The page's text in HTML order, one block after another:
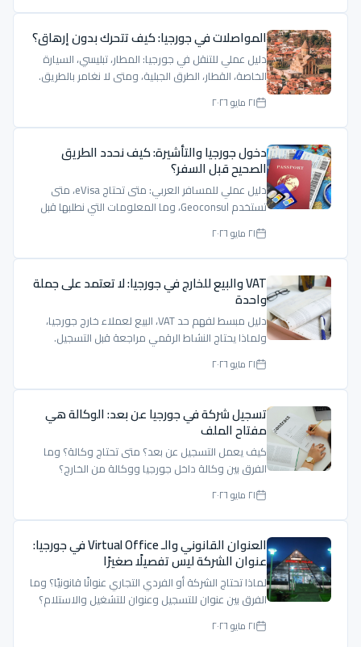
المواصلات في جورجيا: كيف تتحرك بدون إرهاق؟
دليل عملي للتنقل في جورجيا: المطار، تبليسي، السيارة
الخاصة، القطار، الطرق الجبلية، ومتى لا نغامر بالطريق.
٢١ مايو ٢٠٢٦
دخول جورجيا والتأشيرة: كيف نحدد الطريق
الصحيح قبل السفر؟
دليل عملي للمسافر العربي: متى تحتاج eVisa، متى
تستخدم Geoconsul، وما المعلومات التي نطلبها قبل
إعطاء جواب واضح.
٢١ مايو ٢٠٢٦
VAT والبيع للخارج في جورجيا: لا تعتمد على جملة
واحدة
دليل مبسط لفهم حد VAT، البيع لعملاء خارج جورجيا،
ولماذا يحتاج النشاط الرقمي مراجعة قبل التسجيل.
٢١ مايو ٢٠٢٦
تسجيل شركة في جورجيا عن بعد: الوكالة هي
مفتاح الملف
كيف يعمل التسجيل عن بعد؟ متى تحتاج وكالة؟ وما
الفرق بين وكالة داخل جورجيا ووكالة من الخارج؟
٢١ مايو ٢٠٢٦
العنوان القانوني والـ Virtual Office في جورجيا:
عنوان الشركة ليس تفصيلًا صغيرًا
لماذا تحتاج الشركة أو الفردي التجاري عنوانًا قانونيًا؟ وما
الفرق بين عنوان للتسجيل وعنوان للتشغيل والاستلام؟
٢١ مايو ٢٠٢٦